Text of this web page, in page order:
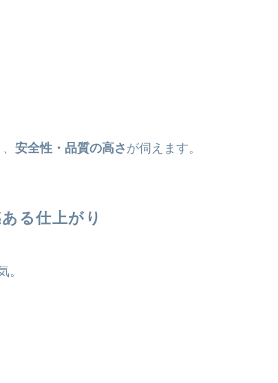
安全性・品質の高さ が伺えます。
る仕上がり
。